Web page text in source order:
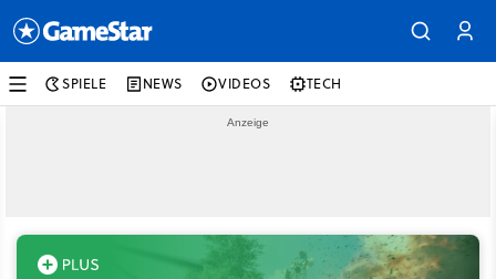
SPIELE NEWS VIDEOS TECH